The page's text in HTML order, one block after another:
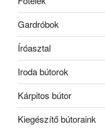
Gardróbok
Íróasztal
Iroda bútorok
Kárpitos bútor
Kiegészítő bútoraink